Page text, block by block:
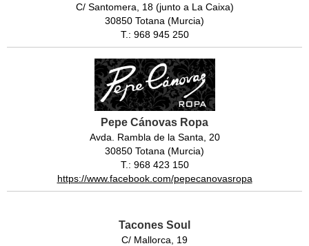
C/ Santomera, 18 (junto a La Caixa)
30850 Totana (Murcia)
T.: 968 945 250
Pepe Cánovas Ropa
Avda. Rambla de la Santa, 20
30850 Totana (Murcia)
T.: 968 423 150
https://www.facebook.com/pepecanovasropa
Tacones Soul
C/ Mallorca, 19